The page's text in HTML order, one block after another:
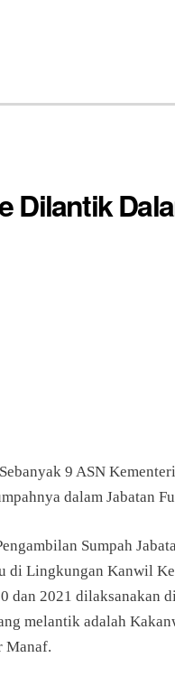
Dilantik
9 ASN
dalam Jabatan
Sumpah
di Lingkungan Kanwil
dan 2021 dilaksanakan
melantik adalah
Manaf.